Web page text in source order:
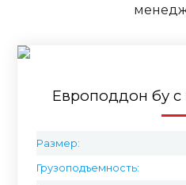
Европоддон бу с
Размер:
Грузоподъемность: